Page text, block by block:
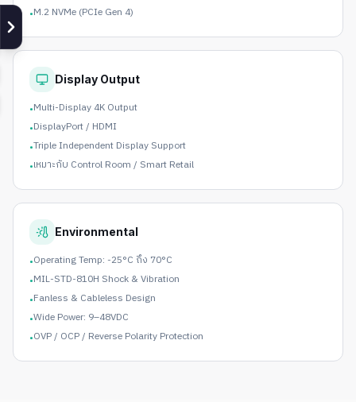
•M.2 NVMe (PCIe Gen 4)
Display Output
•Multi-Display 4K Output
•DisplayPort / HDMI
•Triple Independent Display Support
•เหมาะกับ Control Room / Smart Retail
Environmental
•Operating Temp: -25°C ถึง 70°C
•MIL-STD-810H Shock & Vibration
•Fanless & Cableless Design
•Wide Power: 9–48VDC
•OVP / OCP / Reverse Polarity Protection